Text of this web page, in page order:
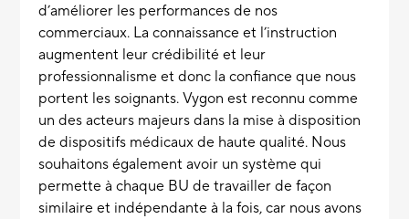
d’améliorer les performances de nos
commerciaux. La connaissance et l’instruction
augmentent leur crédibilité et leur
professionnalisme et donc la confiance que nous
portent les soignants. Vygon est reconnu comme
un des acteurs majeurs dans la mise à disposition
de dispositifs médicaux de haute qualité. Nous
souhaitons également avoir un système qui
permette à chaque BU de travailler de façon
similaire et indépendante à la fois, car nous avons